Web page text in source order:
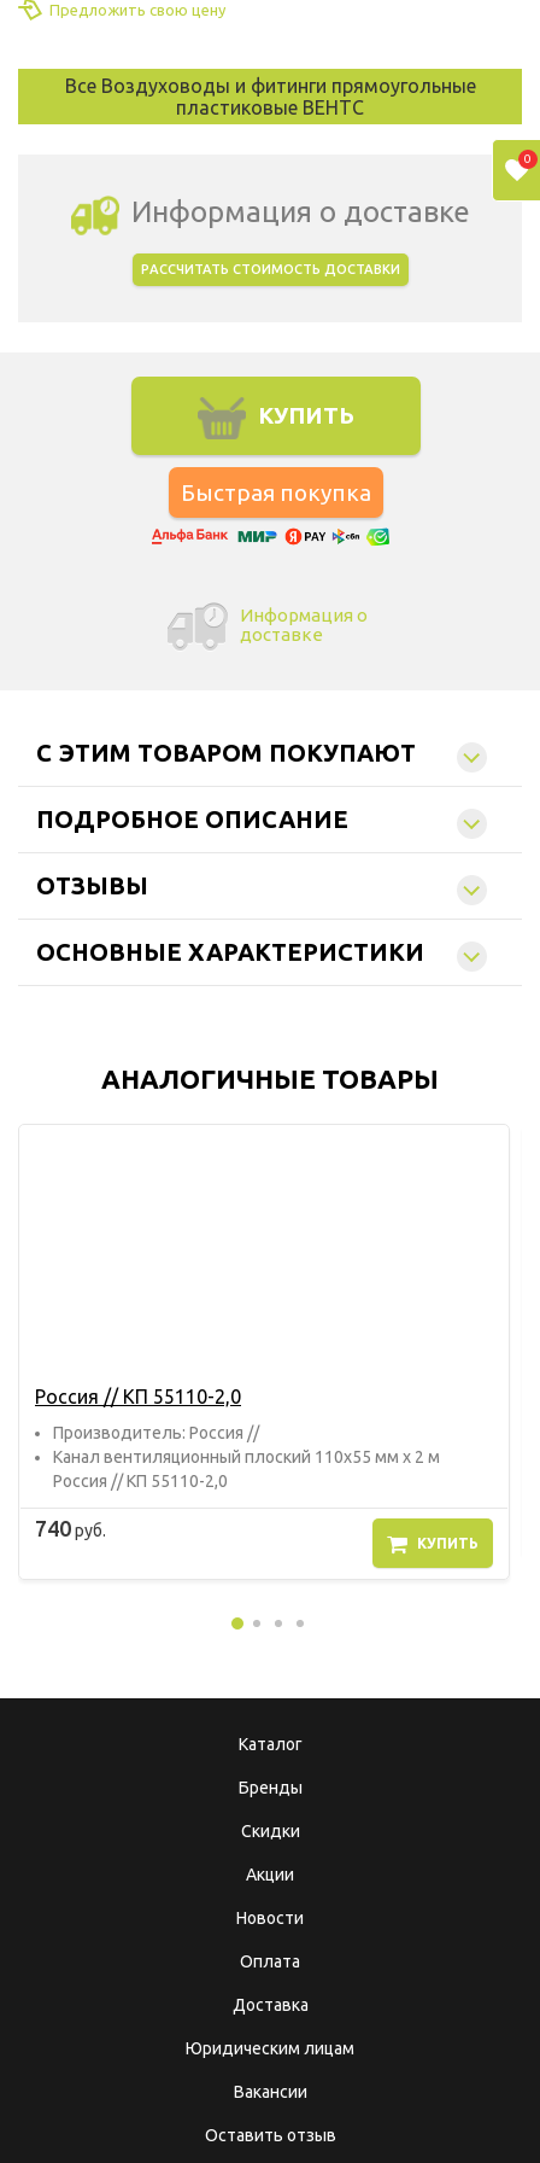
Предложить свою цену
Все Воздуховоды и фитинги прямоугольные
пластиковые ВЕНТС
Информация о доставке
РАССЧИТАТЬ СТОИМОСТЬ ДОСТАВКИ
КУПИТЬ
Информация о
доставке
C ЭТИМ ТОВАРОМ ПОКУПАЮТ
ПОДРОБНОЕ ОПИСАНИЕ
ОТЗЫВЫ
ОСНОВНЫЕ ХАРАКТЕРИСТИКИ
АНАЛОГИЧНЫЕ ТОВАРЫ
Россия // КП 55110-2,0
Прoизвoдитель: Россия //
Канал вентиляционный плоский 110х55 мм х 2 м
Россия // КП 55110-2,0
740руб.
КУПИТЬ
Каталог
Бренды
Скидки
Акции
Новости
Оплата
Доставка
Юридическим лицам
Вакансии
Оставить отзыв
0